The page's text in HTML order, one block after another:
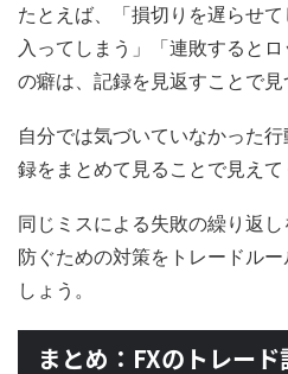
たとえば、「損切りを遅らせ
入ってしまう」「連敗すると
の癖は、記録を見返すことで見
自分では気づいていなかった
録をまとめて見ることで見えて
同じミスによる失敗の繰り返
防ぐための対策をトレードル
しょう。
まとめ：FXのトレー